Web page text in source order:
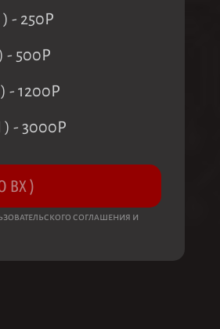
- 250Р
- 500Р
- 1200Р
- 3000Р
ВХ )
соглашения и